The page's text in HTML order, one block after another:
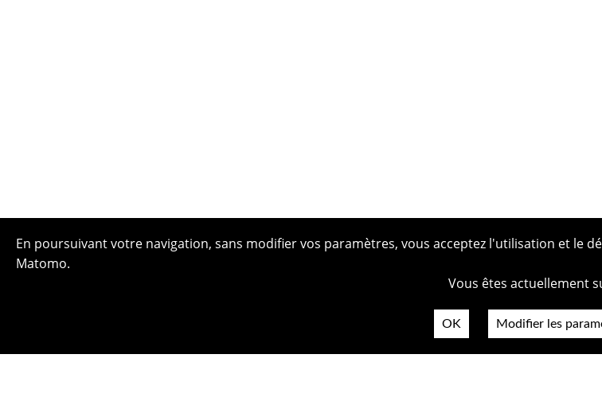
En poursuivant votre navigation, sans modifier vos paramètres, vous acceptez l'utilisation et le
Matomo.
Vous êtes actuellement
OK Modifier les